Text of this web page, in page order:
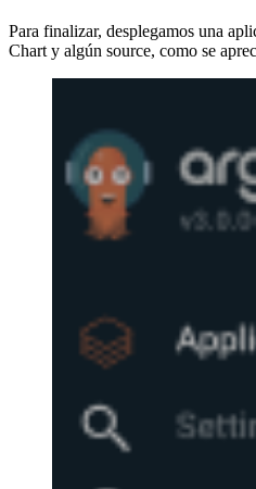
Para finalizar, desplegamos una
Chart y algún source, como se